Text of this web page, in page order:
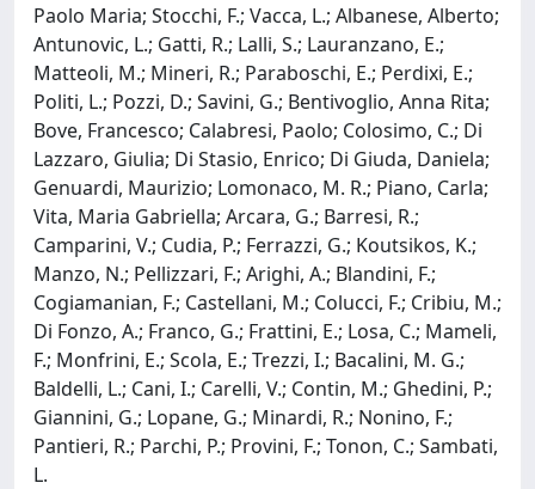
Paolo Maria; Stocchi, F.; Vacca, L.; Albanese, Alberto;
Antunovic, L.; Gatti, R.; Lalli, S.; Lauranzano, E.;
Matteoli, M.; Mineri, R.; Paraboschi, E.; Perdixi, E.;
Politi, L.; Pozzi, D.; Savini, G.; Bentivoglio, Anna Rita;
Bove, Francesco; Calabresi, Paolo; Colosimo, C.; Di
Lazzaro, Giulia; Di Stasio, Enrico; Di Giuda, Daniela;
Genuardi, Maurizio; Lomonaco, M. R.; Piano, Carla;
Vita, Maria Gabriella; Arcara, G.; Barresi, R.;
Camparini, V.; Cudia, P.; Ferrazzi, G.; Koutsikos, K.;
Manzo, N.; Pellizzari, F.; Arighi, A.; Blandini, F.;
Cogiamanian, F.; Castellani, M.; Colucci, F.; Cribiu, M.;
Di Fonzo, A.; Franco, G.; Frattini, E.; Losa, C.; Mameli,
F.; Monfrini, E.; Scola, E.; Trezzi, I.; Bacalini, M. G.;
Baldelli, L.; Cani, I.; Carelli, V.; Contin, M.; Ghedini, P.;
Giannini, G.; Lopane, G.; Minardi, R.; Nonino, F.;
Pantieri, R.; Parchi, P.; Provini, F.; Tonon, C.; Sambati,
L.